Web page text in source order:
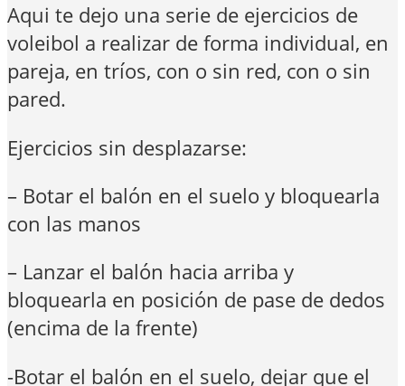
Aqui te dejo una serie de ejercicios de
voleibol a realizar de forma individual, en
pareja, en tríos, con o sin red, con o sin
pared.
Ejercicios sin desplazarse:
– Botar el balón en el suelo y bloquearla
con las manos
– Lanzar el balón hacia arriba y
bloquearla en posición de pase de dedos
(encima de la frente)
-Botar el balón en el suelo, dejar que el